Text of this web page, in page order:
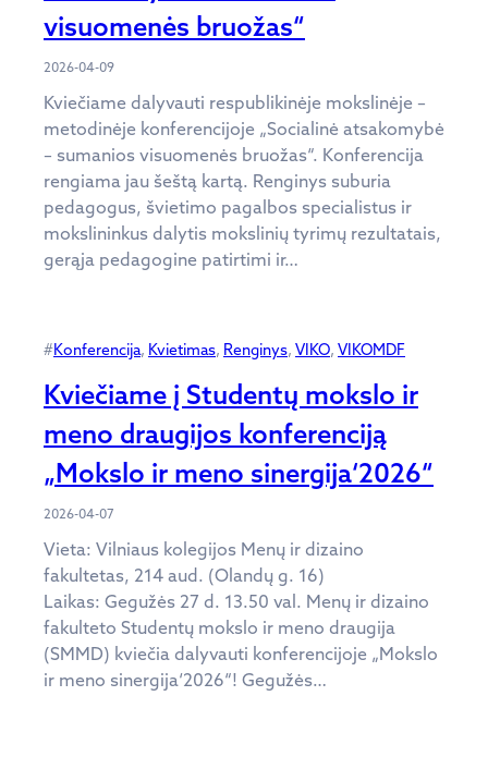
visuomenės bruožas“
2026-04-09
Kviečiame dalyvauti respublikinėje mokslinėje –
metodinėje konferencijoje „Socialinė atsakomybė
– sumanios visuomenės bruožas“. Konferencija
rengiama jau šeštą kartą. Renginys suburia
pedagogus, švietimo pagalbos specialistus ir
mokslininkus dalytis mokslinių tyrimų rezultatais,
gerąja pedagogine patirtimi ir…
#Konferencija, Kvietimas, Renginys, VIKO, VIKOMDF
Kviečiame į Studentų mokslo ir
meno draugijos konferenciją
„Mokslo ir meno sinergija‘2026“
2026-04-07
Vieta: Vilniaus kolegijos Menų ir dizaino
fakultetas, 214 aud. (Olandų g. 16)
Laikas: Gegužės 27 d. 13.50 val. Menų ir dizaino
fakulteto Studentų mokslo ir meno draugija
(SMMD) kviečia dalyvauti konferencijoje „Mokslo
ir meno sinergija‘2026“! Gegužės…